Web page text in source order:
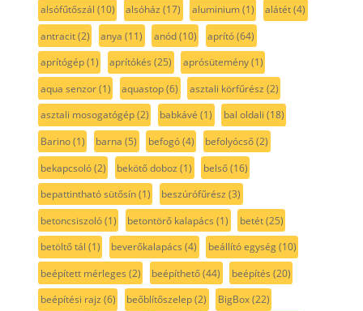
alsófűtőszál (10) alsóház (17) aluminium(1) alátét(4)
antracit(2) anya (11) anód(10) aprító(64)
aprítógép(1) aprítókés (25) aprósütemény(1)
aqua senzor(1) aquastop(6) asztali körfűrész (2)
asztali mosogatógép(2) babkávé (1) bal oldali (18)
Barino(1) barna (5) befogó(4) befolyócső(2)
bekapcsoló(2) bekötő doboz (1) belső(16)
bepattintható sütősín(1) beszúrófűrész (3)
betoncsiszoló(1) betontörő kalapács (1) betét(25)
betöltő tál (1) beverőkalapács (4) beállító egység(10)
beépített mérleges (2) beépíthető(44) beépítés (20)
beépítési rajz (6) beőblítőszelep(2) BigBox(22)